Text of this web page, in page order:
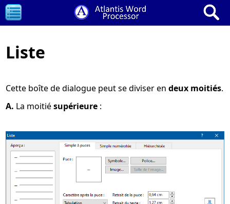
Liste
Cette boîte de dialogue peut se diviser endeux moitiés.
A. La moitiésupérieure :